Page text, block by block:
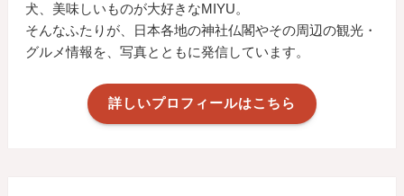
犬、美味しいものが大好きなMIYU。
そんなふたりが、日本各地の神社仏閣やその周辺の観光・
グルメ情報を、写真とともに発信しています。
詳しいプロフィールはこちら